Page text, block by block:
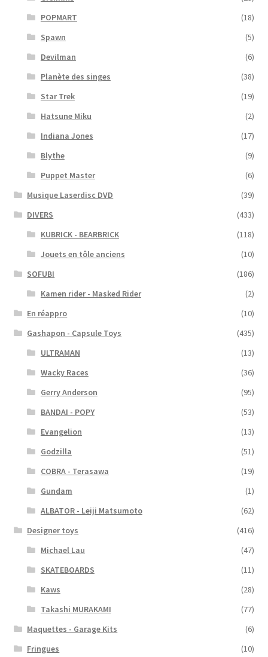
POPMART
(18)
Spawn
(5)
Devilman
(6)
Planète des singes
(38)
Star Trek
(19)
Hatsune Miku
(2)
Indiana Jones
(17)
Blythe
(9)
Puppet Master
(6)
Musique Laserdisc DVD
(39)
DIVERS
(433)
KUBRICK - BEARBRICK
(118)
Jouets en tôle anciens
(10)
SOFUBI
(186)
Kamen rider - Masked Rider
(2)
En réappro
(10)
Gashapon - Capsule Toys
(435)
ULTRAMAN
(13)
Wacky Races
(36)
Gerry Anderson
(95)
BANDAI - POPY
(53)
Evangelion
(13)
Godzilla
(51)
COBRA - Terasawa
(19)
Gundam
(1)
ALBATOR - Leiji Matsumoto
(62)
Designer toys
(416)
Michael Lau
(47)
SKATEBOARDS
(11)
Kaws
(28)
Takashi MURAKAMI
(77)
Maquettes - Garage Kits
(6)
Fringues
(10)